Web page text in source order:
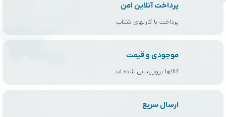
پرداخت آنلاین امن
پرداخت با کارتهای شتاب
موجودی و قیمت
کالاها بروزرسانی شده اند
ارسال سریع